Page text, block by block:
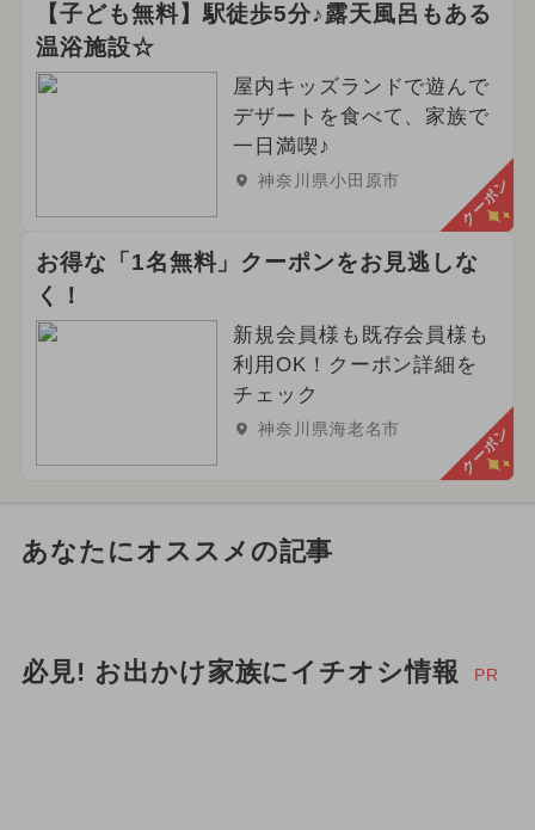
【子ども無料】駅徒歩5分♪露天風呂もある
温浴施設☆
屋内キッズランドで遊んで
デザートを食べて、家族で
一日満喫♪
神奈川県小田原市 クーポン
お得な「1名無料」クーポンをお見逃しな
く！
新規会員様も既存会員様も
利用OK！クーポン詳細を
チェック
神奈川県海老名市 クーポン
あなたにオススメの記事
必見! お出かけ家族にイチオシ情報 PR